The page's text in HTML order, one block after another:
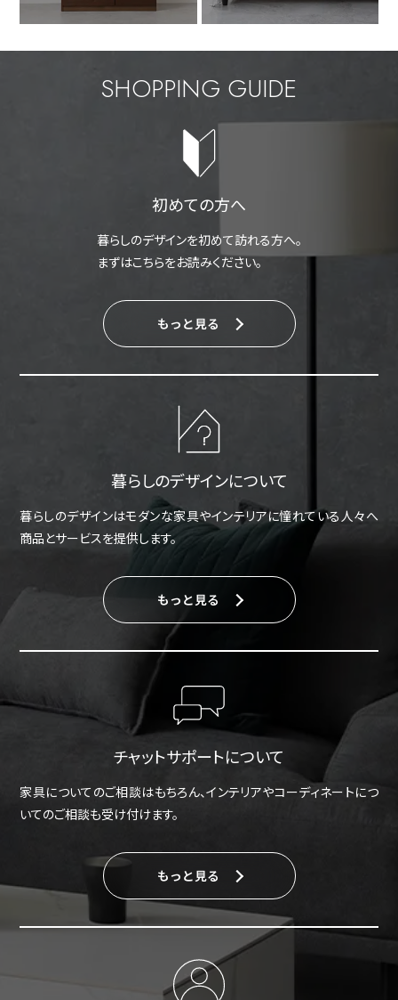
SHOPPING GUIDE
初めての方へ
暮らしのデザインを初めて訪れる方へ。
まずはこちらをお読みください。
もっと見る
暮らしのデザインについて
暮らしのデザインはモダンな家具やインテリアに憧れている人々へ
商品とサービスを提供します。
もっと見る
チャットサポートについて
家具についてのご相談はもちろん、インテリアやコーディネートにつ
いてのご相談も受け付けます。
もっと見る